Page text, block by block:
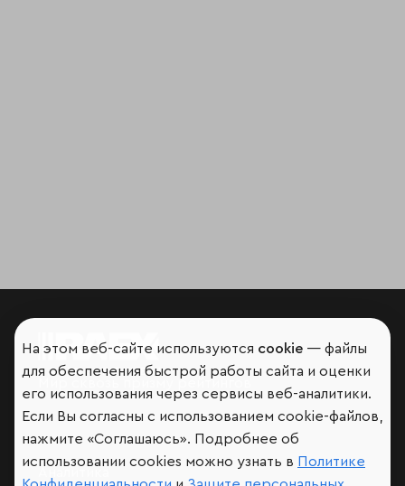
Мир сквозь призму рейтингов
На этом веб-сайте используются cookie — файлы
для обеспечения быстрой работы сайта и оценки
его использования через сервисы веб-аналитики.
Если Вы согласны с использованием cookie-файлов,
нажмите «Соглашаюсь». Подробнее об
использовании cookies можно узнать в Политике